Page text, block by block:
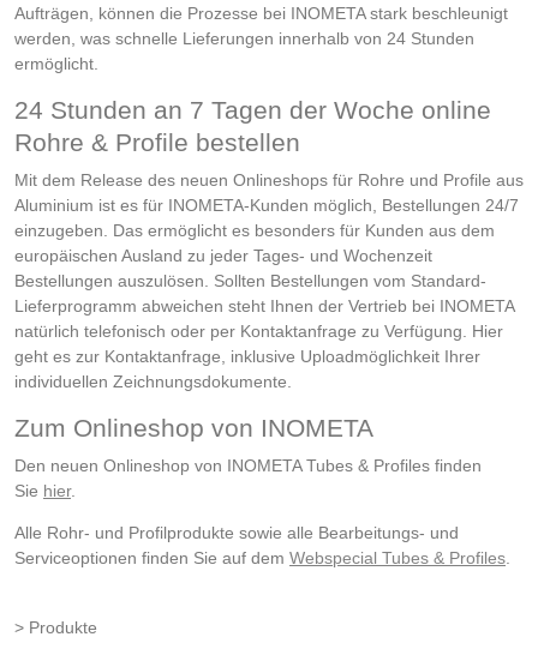
Aufträgen, können die Prozesse bei INOMETA stark beschleunigt
werden, was schnelle Lieferungen innerhalb von 24 Stunden
ermöglicht.
24 Stunden an 7 Tagen der Woche online
Rohre & Profile bestellen
Mit dem Release des neuen Onlineshops für Rohre und Profile aus
Aluminium ist es für INOMETA-Kunden möglich, Bestellungen 24/7
einzugeben. Das ermöglicht es besonders für Kunden aus dem
europäischen Ausland zu jeder Tages- und Wochenzeit
Bestellungen auszulösen. Sollten Bestellungen vom Standard-
Lieferprogramm abweichen steht Ihnen der Vertrieb bei INOMETA
natürlich telefonisch oder per Kontaktanfrage zu Verfügung. Hier
geht es zur Kontaktanfrage, inklusive Uploadmöglichkeit Ihrer
individuellen Zeichnungsdokumente.
Zum Onlineshop von INOMETA
Den neuen Onlineshop von INOMETA Tubes & Profiles finden
Sie hier.
Alle Rohr- und Profilprodukte sowie alle Bearbeitungs- und
Serviceoptionen finden Sie auf dem Webspecial Tubes & Profiles.
Produkte